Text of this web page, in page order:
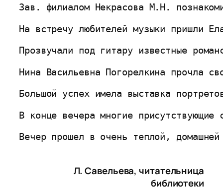
Зав. филиалом Некрасова М.Н.
На встречу любителей музыки пришли
Прозвучали под гитару известные
Нина Васильевна Погорелкина прочла
Большой успех имела выставка
В конце вечера многие
Вечер прошел в очень теплой,
Л. Савельева, читательница
библиотеки